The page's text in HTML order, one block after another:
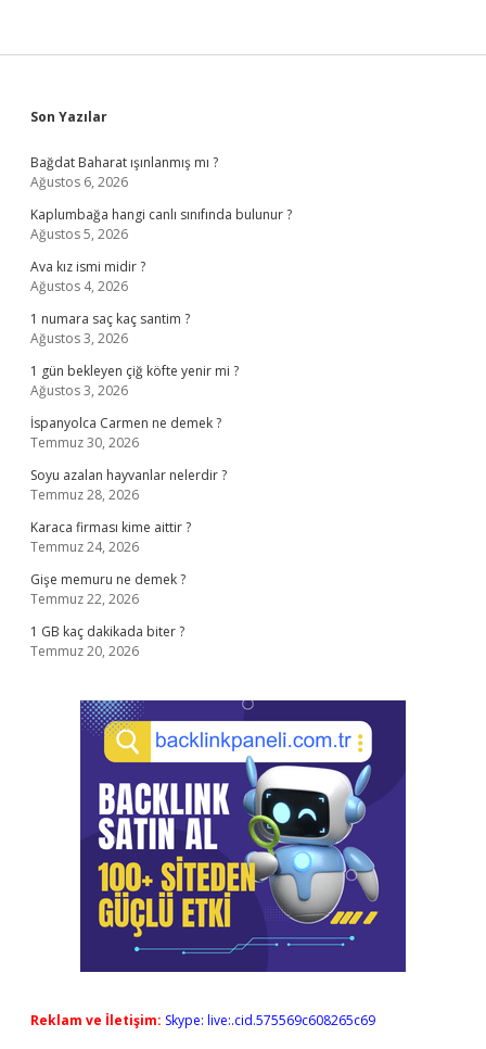
Sidebar
Son Yazılar
Bağdat Baharat ışınlanmış mı ?
Ağustos 6, 2026
Kaplumbağa hangi canlı sınıfında bulunur ?
Ağustos 5, 2026
Ava kız ismi midir ?
Ağustos 4, 2026
1 numara saç kaç santim ?
Ağustos 3, 2026
1 gün bekleyen çiğ köfte yenir mi ?
Ağustos 3, 2026
İspanyolca Carmen ne demek ?
Temmuz 30, 2026
Soyu azalan hayvanlar nelerdir ?
Temmuz 28, 2026
Karaca firması kime aittir ?
Temmuz 24, 2026
Gişe memuru ne demek ?
Temmuz 22, 2026
1 GB kaç dakikada biter ?
Temmuz 20, 2026
Reklam ve İletişim: Skype: live:.cid.575569c608265c69